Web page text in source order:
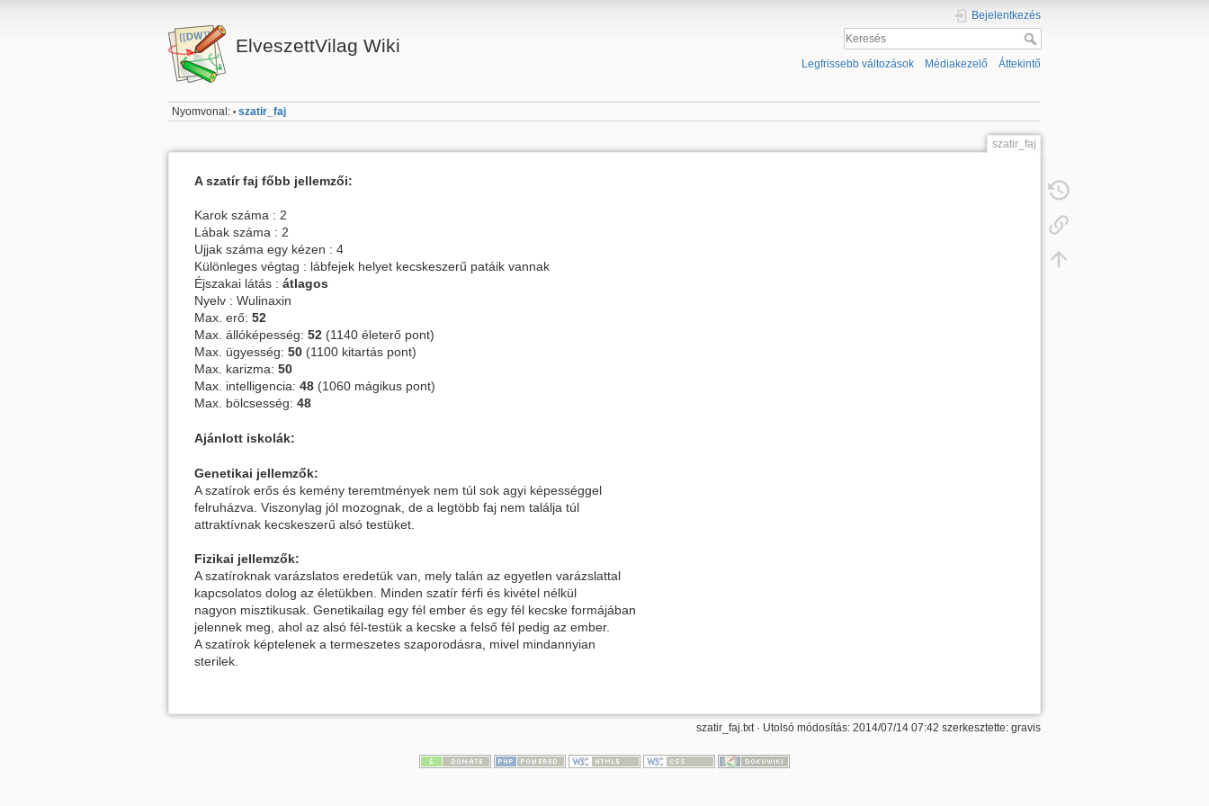
ElveszettVilag Wiki
Bejelentkezés
Legfrissebb változások Médiakezelő Áttekintő
Nyomvonal: • szatir_faj
szatir_faj
A szatír faj főbb jellemzői:
Karok száma : 2
Lábak száma : 2
Ujjak száma egy kézen : 4
Különleges végtag : lábfejek helyet kecskeszerű patáik vannak
Éjszakai látás : átlagos
Nyelv : Wulinaxin
Max. erő: 52
Max. állóképesség: 52 (1140 életerő pont)
Max. ügyesség: 50 (1100 kitartás pont)
Max. karizma: 50
Max. intelligencia: 48 (1060 mágikus pont)
Max. bölcsesség: 48
Ajánlott iskolák:
Genetikai jellemzők:
A szatírok erős és kemény teremtmények nem túl sok agyi képességgel
felruházva. Viszonylag jól mozognak, de a legtöbb faj nem találja túl
attraktívnak kecskeszerű alsó testüket.
Fizikai jellemzők:
A szatíroknak varázslatos eredetük van, mely talán az egyetlen varázslattal
kapcsolatos dolog az életükben. Minden szatír férfi és kivétel nélkül
nagyon misztikusak. Genetikailag egy fél ember és egy fél kecske formájában
jelennek meg, ahol az alsó fél-testük a kecske a felső fél pedig az ember.
A szatírok képtelenek a termeszetes szaporodásra, mivel mindannyian
sterilek.
szatir_faj.txt · Utolsó módosítás: 2014/07/14 07:42 szerkesztette: gravis